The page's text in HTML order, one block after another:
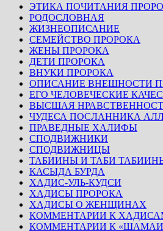
ЭТИКА ПОЧИТАНИЯ
РОДОСЛОВНАЯ
ЖИЗНЕОПИСАНИЕ
СЕМЕЙСТВО ПРОРОКА
ЖЕНЫ ПРОРОКА
ДЕТИ ПРОРОКА
ВНУКИ ПРОРОКА
ОПИСАНИЕ ВНЕШНОСТИ
ЕГО ЧЕЛОВЕЧЕСКИЕ
ВЫСШАЯ
ЧУДЕСА ПОСЛАННИКА
ПРАВЕДНЫЕ ХАЛИФЫ
СПОДВИЖНИКИ
СПОДВИЖНИЦЫ
ТАБИИНЫ И ТАБИ
КАСЫДА БУРДА
ХАДИС-УЛЬ-КУДСИ
ХАДИСЫ ПРОРОКА
ХАДИСЫ О ЖЕНЩИНАХ
КОММЕНТАРИИ К
КОММЕНТАРИИ К